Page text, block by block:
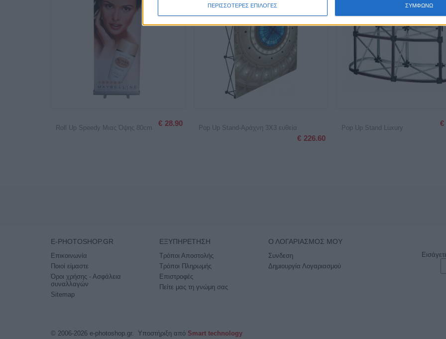
ΠΕΡΙΣΣΟΤΕΡΕΣ ΕΠΙΛΟΓΕΣ ΣΥΜΦΩΝΩ
Roll Up Speedy Μιας Όψης 80cm
€ 28.90
Pop Up Stand-Αράχνη 3X3 ευθεία
€ 226.60
Pop Up Stand Luxury
€
E-PHOTOSHOP.GR
Επικοινωνία
Ποιοί είμαστε
Όροι χρήσης - Ασφάλεια
συναλλαγών
Sitemap
ΕΞΥΠΗΡΈΤΗΣΗ
Τρόποι Αποστολής
Τρόποι Πληρωμής
Επιστροφές
Πείτε μας τη γνώμη σας
Ο ΛΟΓΑΡΙΑΣΜΌΣ ΜΟΥ
Συνδεση
Δημιουργία Λογαριασμού
© 2006-2026 e-photoshop.gr. Υποστήριξη από Smart technology